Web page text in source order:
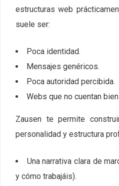
estructuras web
suele ser:
Poca identidad.
Mensajes genéricos.
Poca autoridad percibida.
Webs que no cuentan bien
Zausen te permite
personalidad y estructura
Una narrativa clara de
y cómo trabajáis).